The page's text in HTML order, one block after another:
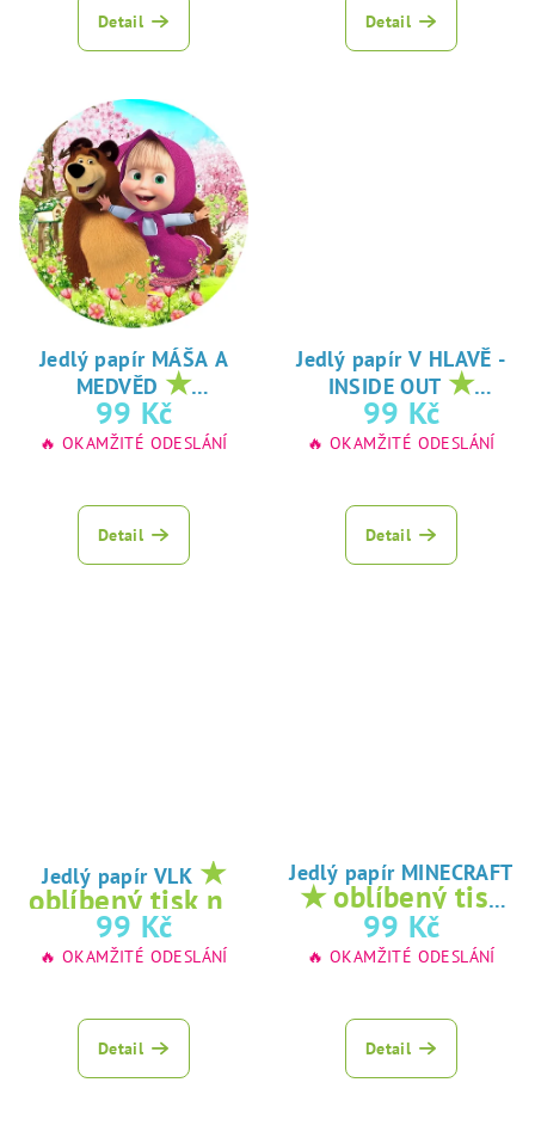
Detail Detail
Jedlý papír MÁŠA A
MEDVĚD ★
oblíbený tisk na
jedlý papír
99 Kč
🔥 OKAMŽITÉ ODESLÁNÍ
Detail
Jedlý papír V HLAVĚ -
INSIDE OUT ★
oblíbený tisk na
jedlý papír
99 Kč
🔥 OKAMŽITÉ ODESLÁNÍ
Detail
Jedlý papír VLK ★
oblíbený tisk na
jedlý papír
99 Kč
🔥 OKAMŽITÉ ODESLÁNÍ
Detail
Jedlý papír MINECRAFT
★ oblíbený tisk
na jedlý papír
99 Kč
🔥 OKAMŽITÉ ODESLÁNÍ
Detail